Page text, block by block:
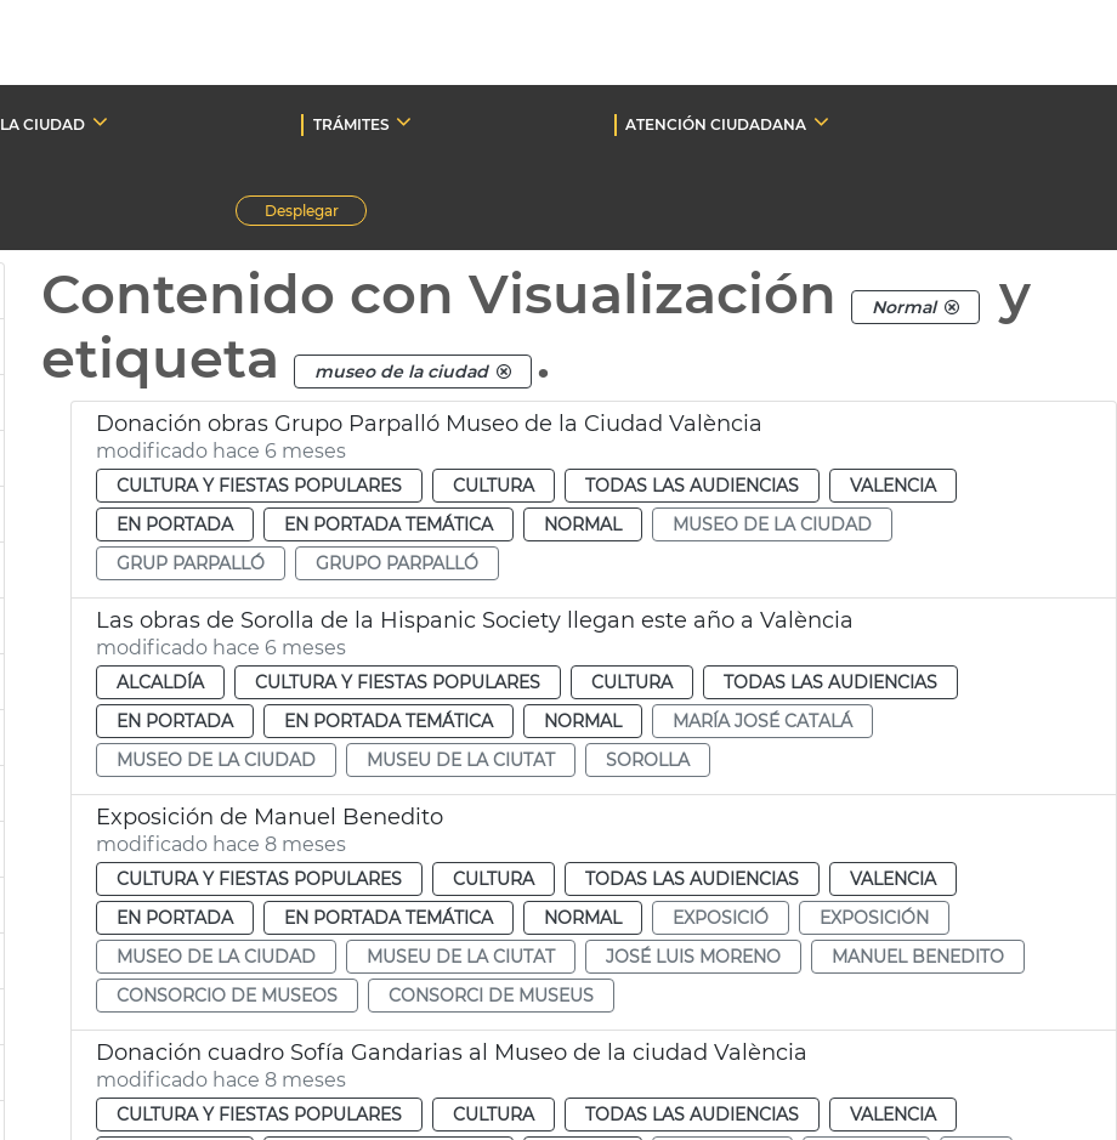
LA CIUDAD TRÁMITES
ATENCIÓN CIUDADANA
Desplegar
Contenido con Visualización Normal
y
etiqueta
museo de la ciudad .
Donación obras Grupo Parpalló Museo de la Ciudad València
modificado hace 6 meses
CULTURA Y FIESTAS POPULARES CULTURA TODAS LAS AUDIENCIAS
VALENCIA
EN PORTADA
EN PORTADA TEMÁTICA NORMAL
MUSEO DE LA CIUDAD
GRUP PARPALLÓ
GRUPO PARPALLÓ
Las obras de Sorolla de la Hispanic Society llegan este año a València
modificado hace 6 meses
ALCALDÍA CULTURA Y FIESTAS POPULARES CULTURA
TODAS LAS AUDIENCIAS
EN PORTADA
EN PORTADA TEMÁTICA NORMAL
MARÍA JOSÉ CATALÁ
MUSEO DE LA CIUDAD
MUSEU DE LA CIUTAT SOROLLA
Exposición de Manuel Benedito
modificado hace 8 meses
CULTURA Y FIESTAS POPULARES CULTURA TODAS LAS AUDIENCIAS
VALENCIA
EN PORTADA
EN PORTADA TEMÁTICA NORMAL EXPOSICIÓ
EXPOSICIÓN
MUSEO DE LA CIUDAD
MUSEU DE LA CIUTAT JOSÉ LUIS MORENO
MANUEL BENEDITO
CONSORCIO DE MUSEOS
CONSORCI DE MUSEUS
Donación cuadro Sofía Gandarias al Museo de la ciudad València
modificado hace 8 meses
CULTURA Y FIESTAS POPULARES CULTURA TODAS LAS AUDIENCIAS
VALENCIA